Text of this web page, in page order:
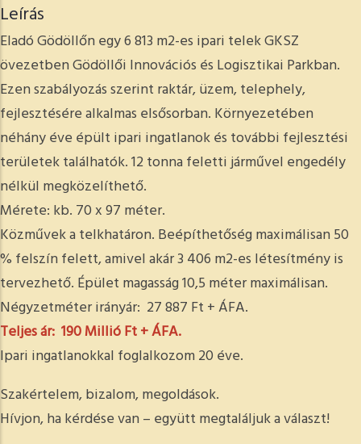
Leírás
Eladó Gödöllőn egy 6 813 m2-es ipari telek GKSZ
övezetben Gödöllői Innovációs és Logisztikai Parkban.
Ezen szabályozás szerint raktár, üzem, telephely,
fejlesztésére alkalmas elsősorban. Környezetében
néhány éve épült ipari ingatlanok és további fejlesztési
területek találhatók. 12 tonna feletti járművel engedély
nélkül megközelíthető.
Mérete: kb. 70 x 97 méter.
Közművek a telkhatáron. Beépíthetőség maximálisan 50
% felszín felett, amivel akár 3 406 m2-es létesítmény is
tervezhető. Épület magasság 10,5 méter maximálisan.
Négyzetméter irányár: 27 887 Ft + ÁFA.
Teljes ár: 190 Millió Ft + ÁFA.
Ipari ingatlanokkal foglalkozom 20 éve.
Szakértelem, bizalom, megoldások.
Hívjon, ha kérdése van – együtt megtaláljuk a választ!